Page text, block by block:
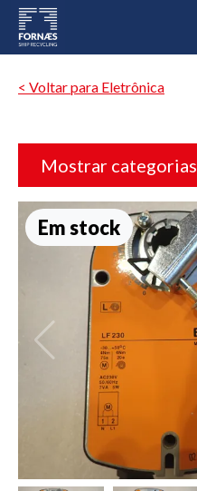
< Voltar para Eletrônica
Mostrar categorias
Em stock